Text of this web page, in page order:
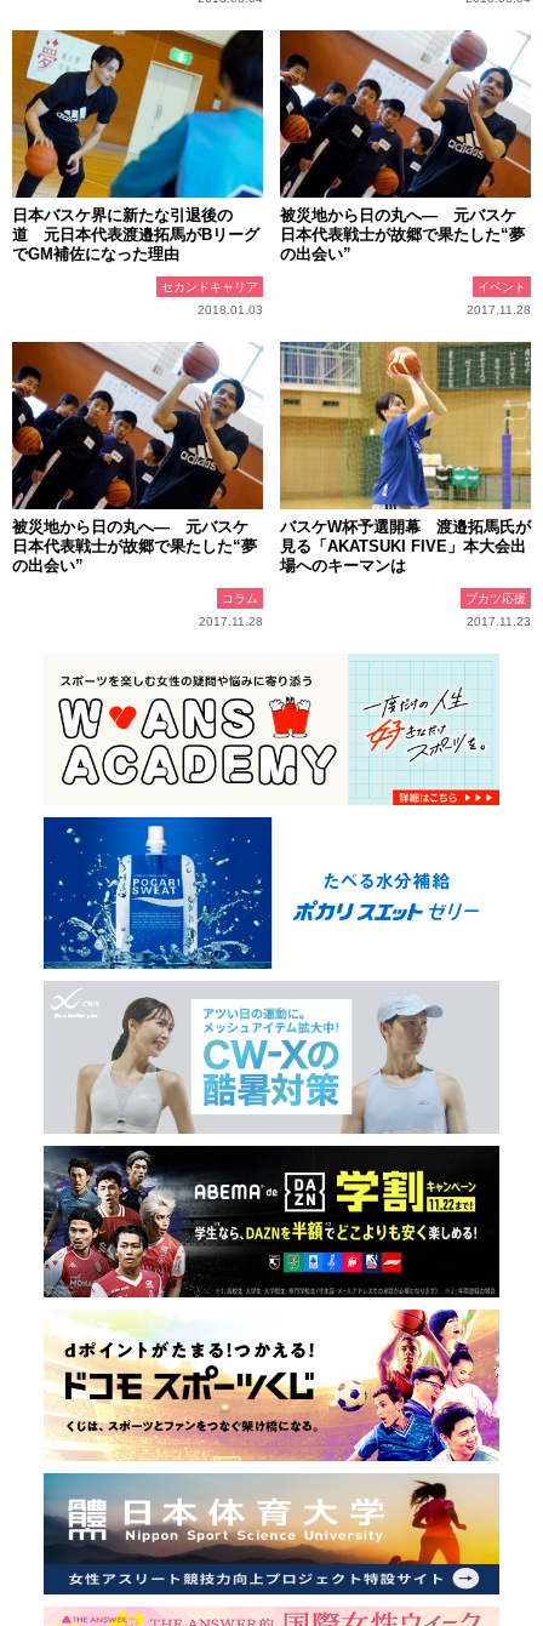
日本バスケ界に新たな引退後の
道 元日本代表渡邉拓馬がBリーグ
でGM補佐になった理由
セカンドキャリア
2018.01.03
被災地から日の丸へ― 元バスケ
日本代表戦士が故郷で果たした“夢
の出会い”
イベント
2017.11.28
被災地から日の丸へ― 元バスケ
日本代表戦士が故郷で果たした“夢
の出会い”
コラム
2017.11.28
バスケW杯予選開幕 渡邉拓馬氏が
見る「AKATSUKI FIVE」本大会出
場へのキーマンは
ブカツ応援
2017.11.23